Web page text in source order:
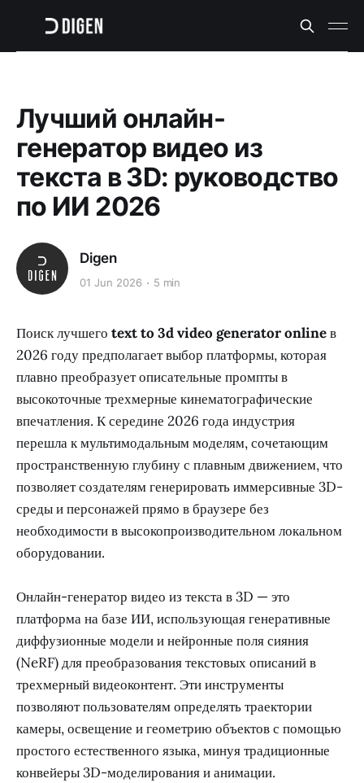
Лучший онлайн-
генератор видео из
текста в 3D: руководство
по ИИ 2026
Digen
01 Jun 2026 5 min
Поиск лучшего text to 3d video generator onlineв
2026 году предполагает выбор платформы, которая
плавно преобразует описательные промпты в
высокоточные трехмерные кинематографические
впечатления. К середине 2026 года индустрия
перешла к мультимодальным моделям, сочетающим
пространственную глубину с плавным движением, что
позволяет создателям генерировать иммерсивные 3D-
среды и персонажей прямо в браузере без
необходимости в высокопроизводительном локальном
оборудовании.
Онлайн-генератор видео из текста в 3D — это
платформа на базе ИИ, использующая генеративные
диффузионные модели и нейронные поля сияния
(NeRF) для преобразования текстовых описаний в
трехмерный видеоконтент. Эти инструменты
позволяют пользователям определять траектории
камеры, освещение и геометрию объектов с помощью
простого естественного языка, минуя традиционные
конвейеры 3D-моделирования и анимации.